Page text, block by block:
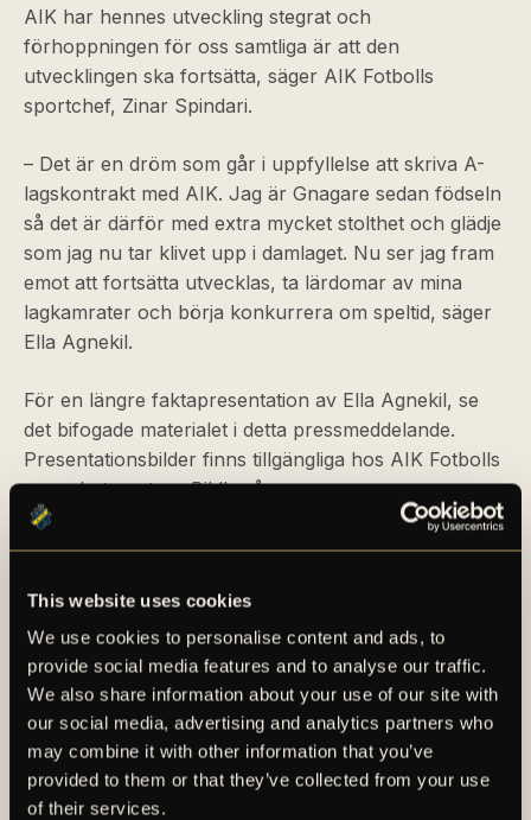
This website uses cookies
We use cookies to personalise content and ads, to
provide social media features and to analyse our traffic.
We also share information about your use of our site with
our social media, advertising and analytics partners who
may combine it with other information that you’ve
provided to them or that they’ve collected from your use
of their services.
AIK har hennes utveckling stegrat och
förhoppningen för oss samtliga är att den
utvecklingen ska fortsätta, säger AIK Fotbolls
sportchef, Zinar Spindari.
– Det är en dröm som går i uppfyllelse att skriva A-
lagskontrakt med AIK. Jag är Gnagare sedan födseln
så det är därför med extra mycket stolthet och glädje
som jag nu tar klivet upp i damlaget. Nu ser jag fram
emot att fortsätta utvecklas, ta lärdomar av mina
lagkamrater och börja konkurrera om speltid, säger
Ella Agnekil.
För en längre faktapresentation av Ella Agnekil, se
det bifogade materialet i detta pressmeddelande.
Presentationsbilder finns tillgängliga hos AIK Fotbolls
samarbetspartner Bildbyrån.
Zinar Spindari, Sportchef (dam) AIK Fotboll
E-post: zinar.spindari@aikfotboll.se
PRESSMEDDELANDE